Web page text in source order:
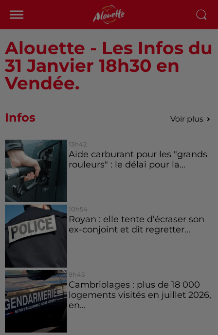
Alouette - Les Infos du
31 Janvier 18h30 en
Vendée.
Infos Voir plus
13h42
Aide carburant pour les "grands
rouleurs" : le délai pour la...
10h54
Royan : elle tente d’écraser son
ex-conjoint et dit regretter...
9h45
Cambriolages : plus de 18 000
logements visités en juillet 2026,
en...